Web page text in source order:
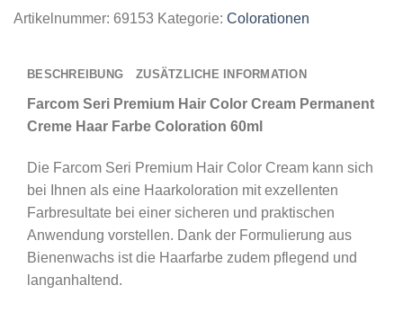
Artikelnummer: 69153 Kategorie: Colorationen
BESCHREIBUNG ZUSÄTZLICHE INFORMATION
Farcom Seri Premium Hair Color Cream Permanent
Creme Haar Farbe Coloration 60ml
Die Farcom Seri Premium Hair Color Cream kann sich
bei Ihnen als eine Haarkoloration mit exzellenten
Farbresultate bei einer sicheren und praktischen
Anwendung vorstellen. Dank der Formulierung aus
Bienenwachs ist die Haarfarbe zudem pflegend und
langanhaltend.